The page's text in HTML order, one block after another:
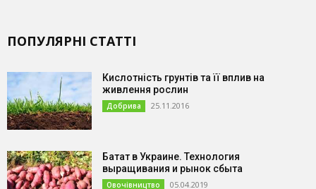
ПОПУЛЯРНІ СТАТТІ
Кислотність грунтів та її вплив на
живлення рослин
Добрива 25.11.2016
Батат в Украине. Технология
выращивания и рынок сбыта
Овочівництво 05.04.2019